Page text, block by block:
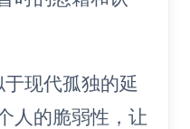
现代孤独的延
人的脆弱性，让